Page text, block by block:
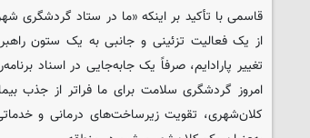
قاسمی با تأکید بر اینکه «ما در ستاد گردشگری
از یک فعالیت تزئینی و جانبی به یک ستون
تغییر پارادایم، صرفاً یک جابه‌جایی در اسناد
امروز گردشگری سلامت برای ما فراتر از جذب
کلان‌شهری، تقویت زیرساخت‌های درمانی و